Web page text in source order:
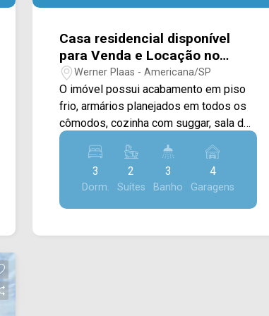
Casa residencial disponível
para Venda e Locação no
Bairro Werner Plass em
Americana/SP.
Werner Plaas - Americana/SP
O imóvel possui acabamento em piso
frio, armários planejados em todos os
cômodos, cozinha com suggar, sala de
jantar com jantar com jardim de inverno,
área gourmet com churrasqueira e
fogão a lenha, área de serviço coberta.
03 dormitórios, sendo 02 suítes; 03
banheiros, sendo 01 social; 04 vagas
3
Dorm.
2
Suítes
3
Banho
4
Garagens